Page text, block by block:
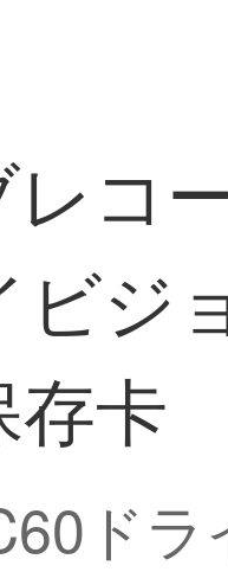
コ
ジ
存卡
ド